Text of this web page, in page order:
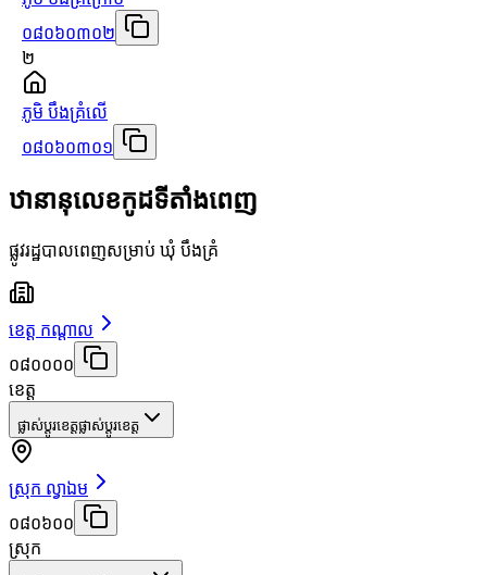
០៨០៦០៣០២
២
ភូមិ បឹងគ្រំលើ
០៨០៦០៣០១
ឋានានុលេខកូដទីតាំងពេញ
ផ្លូវរដ្ឋបាលពេញសម្រាប់ ឃុំ បឹងគ្រំ
ខេត្ត កណ្តាល
០៨០០០០
ខេត្ត
ផ្លាស់ប្តូរខេត្តផ្លាស់ប្តូរខេត្ត
ស្រុក ល្វាឯម
០៨០៦០០
ស្រុក